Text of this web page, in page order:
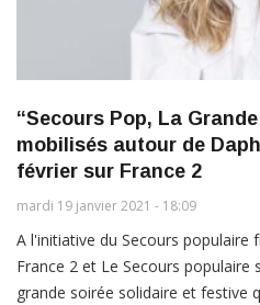
“Secours Pop, La
mobilisés autour de
février sur France 2
mardi 19 janvier 2021 - 18:09
A l'initiative du Secours populaire
France 2 et Le Secours populaire
grande soirée solidaire et festive